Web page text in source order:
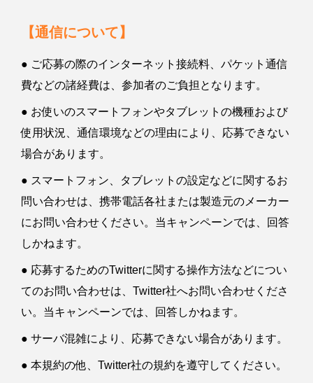
【通信について】
● ご応募の際のインターネット接続料、パケット通信
費などの諸経費は、参加者のご負担となります。
● お使いのスマートフォンやタブレットの機種および
使用状況、通信環境などの理由により、応募できない
場合があります。
● スマートフォン、タブレットの設定などに関するお
問い合わせは、携帯電話各社または製造元のメーカー
にお問い合わせください。当キャンペーンでは、回答
しかねます。
● 応募するためのTwitterに関する操作方法などについ
てのお問い合わせは、Twitter社へお問い合わせくださ
い。当キャンペーンでは、回答しかねます。
● サーバ混雑により、応募できない場合があります。
● 本規約の他、Twitter社の規約を遵守してください。